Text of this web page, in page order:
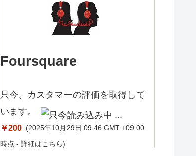
Foursquare
只今、カスタマーの評価を取得して
います。
￥200 (2025年10月29日 09:46 GMT +09:00
時点 - 詳細はこちら)